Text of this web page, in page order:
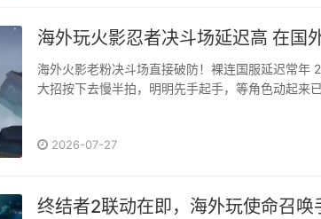
海外玩火影忍者决斗场延迟高 在国
海外火影老粉决斗场直接破防！裸连国服延迟常年
大招按下去慢半拍，明明先手起手，等角色动起来
2026-07-27
终结者2联动在即，海外玩使命召